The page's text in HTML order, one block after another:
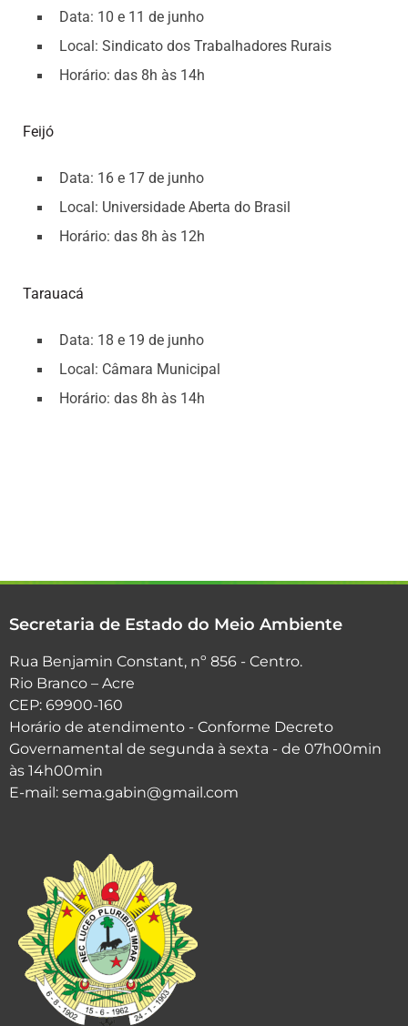
Data: 10 e 11 de junho
Local: Sindicato dos Trabalhadores Rurais
Horário: das 8h às 14h
Feijó
Data: 16 e 17 de junho
Local: Universidade Aberta do Brasil
Horário: das 8h às 12h
Tarauacá
Data: 18 e 19 de junho
Local: Câmara Municipal
Horário: das 8h às 14h
Secretaria de Estado do Meio Ambiente
Rua Benjamin Constant, nº 856 - Centro.
Rio Branco – Acre
CEP: 69900-160
Horário de atendimento - Conforme Decreto
Governamental de segunda à sexta - de 07h00min
às 14h00min
E-mail: sema.gabin@gmail.com